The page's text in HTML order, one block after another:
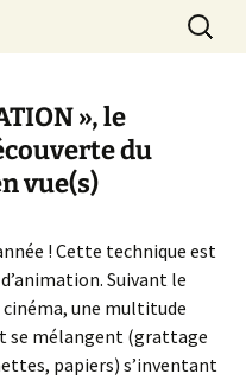
», le
du
vue(s)
! Cette technique est
Suivant le
cinéma, une multitude
se mélangent (grattage
papiers) s’inventant